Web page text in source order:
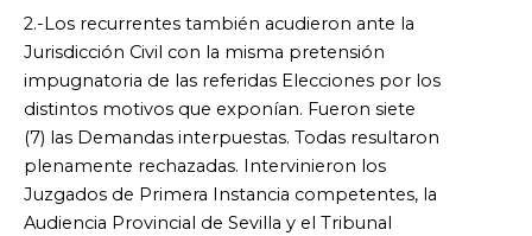
2.-Los recurrentes también acudieron ante la
Jurisdicción Civil con la misma pretensión
impugnatoria de las referidas Elecciones por los
distintos motivos que exponían. Fueron siete
(7) las Demandas interpuestas. Todas resultaron
plenamente rechazadas. Intervinieron los
Juzgados de Primera Instancia competentes, la
Audiencia Provincial de Sevilla y el Tribunal